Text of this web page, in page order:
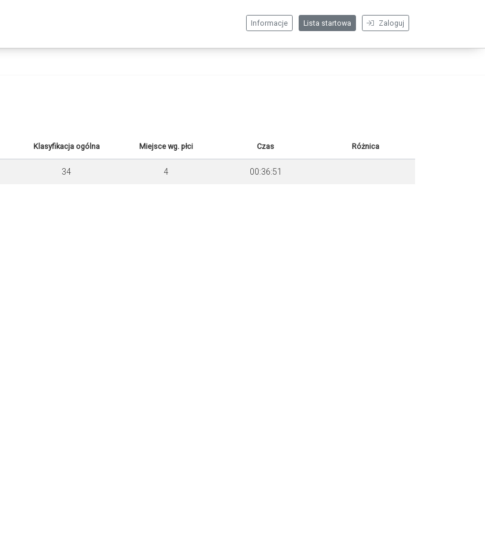
Zaloguj
Lista startowa
Informacje
Klasyfikacja ogólna Miejsce wg. płci Czas Różnica
34 4 00:36:51